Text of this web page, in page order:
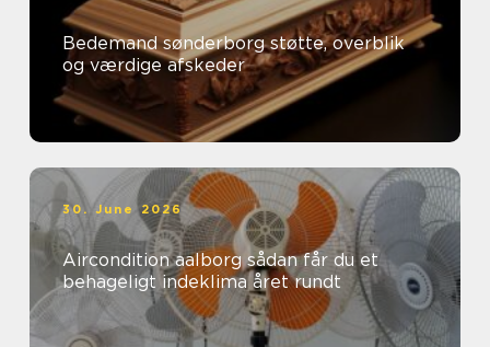
Bedemand sønderborg støtte, overblik
og værdige afskeder
30. June 2026
Aircondition aalborg sådan får du et
behageligt indeklima året rundt